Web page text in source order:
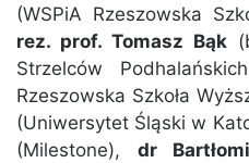
(WSPiA Rzeszowska
rez. prof. Tomasz Bąk
Strzelców
Rzeszowska Szkoła
(Uniwersytet Śląski w
(Milestone), dr